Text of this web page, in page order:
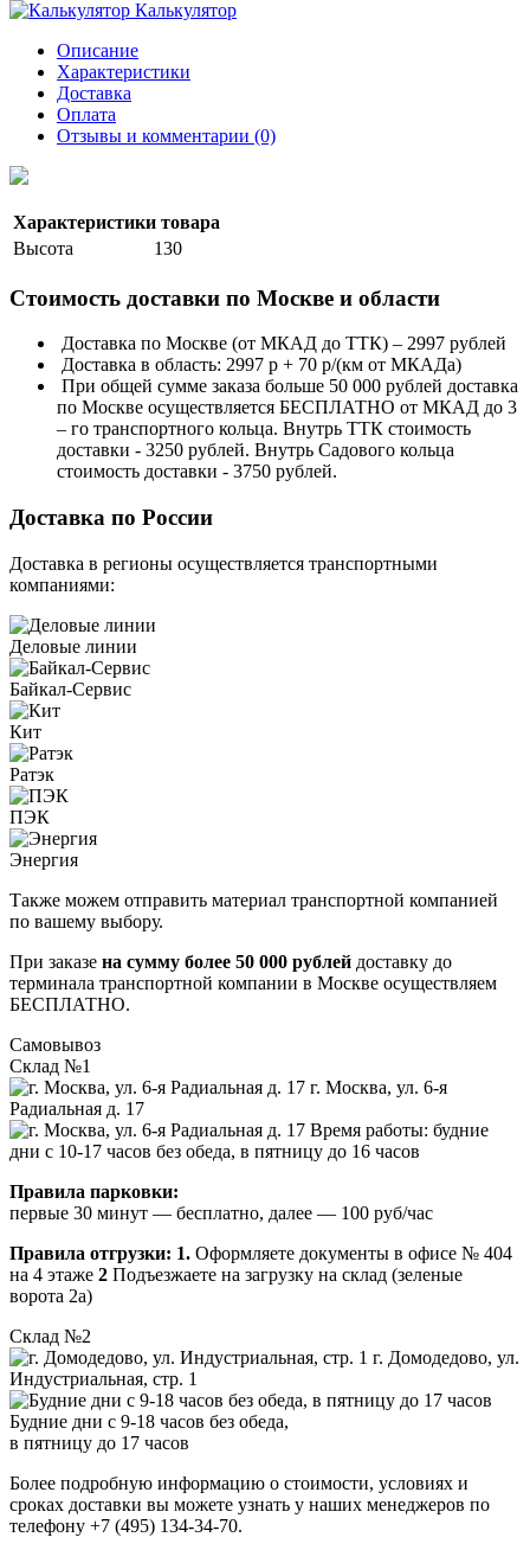
Калькулятор
Описание
Характеристики
Доставка
Оплата
Отзывы и комментарии (0)
Характеристики товара
Высота
130
Стоимость доставки по Москве и области
Доставка по Москве (от МКАД до ТТК) – 2997 рублей
Доставка в область: 2997 р + 70 р/(км от МКАДа)
При общей сумме заказа больше 50 000 рублей доставка
по Москве осуществляется БЕСПЛАТНО от МКАД до 3
– го транспортного кольца. Внутрь ТТК стоимость
доставки - 3250 рублей. Внутрь Садового кольца
стоимость доставки - 3750 рублей.
Доставка по России
Доставка в регионы осуществляется транспортными
компаниями:
Деловые линии
Байкал-Сервис
Кит
Ратэк
ПЭК
Энергия
Также можем отправить материал транспортной компанией
по вашему выбору.
При заказе на сумму более 50 000 рублей доставку до
терминала транспортной компании в Москве осуществляем
БЕСПЛАТНО.
Самовывоз
Склад №1
г. Москва, ул. 6-я
Радиальная д. 17
Время работы: будние
дни с 10-17 часов без обеда, в пятницу до 16 часов
Правила парковки:
первые 30 минут — бесплатно, далее — 100 руб/час
Правила отгрузки: 1. Оформляете документы в офисе № 404
на 4 этаже 2 Подъезжаете на загрузку на склад (зеленые
ворота 2а)
Склад №2
г. Домодедово, ул.
Индустриальная, стр. 1
Будние дни с 9-18 часов без обеда,
в пятницу до 17 часов
Более подробную информацию о стоимости, условиях и
сроках доставки вы можете узнать у наших менеджеров по
телефону +7 (495) 134-34-70.